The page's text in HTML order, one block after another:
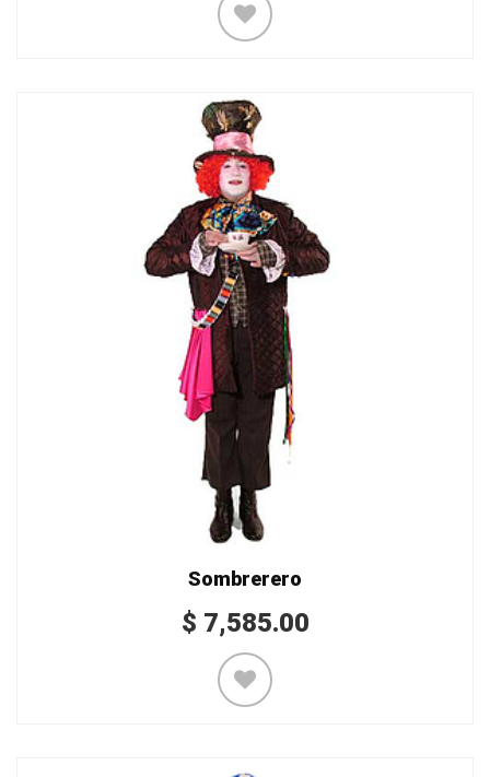
Sombrerero
$ 7,585.00